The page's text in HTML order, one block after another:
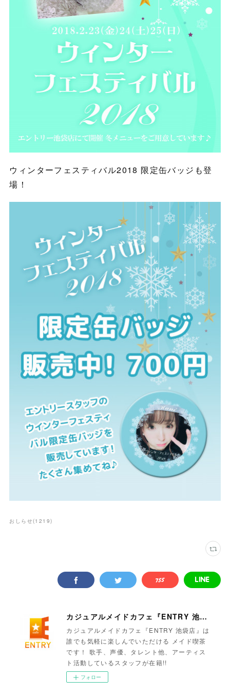
ウィンターフェスティバル2018 限定缶バッジも登
場！
おしらせ(1219)
カジュアルメイドカフェ『ENTRY 池袋店』
カジュアルメイドカフェ『ENTRY 池袋店』は
誰でも気軽に楽しんでいただける メイド喫茶
です！ 歌手、声優、タレント他、アーティス
ト活動しているスタッフが在籍!!
フォロー